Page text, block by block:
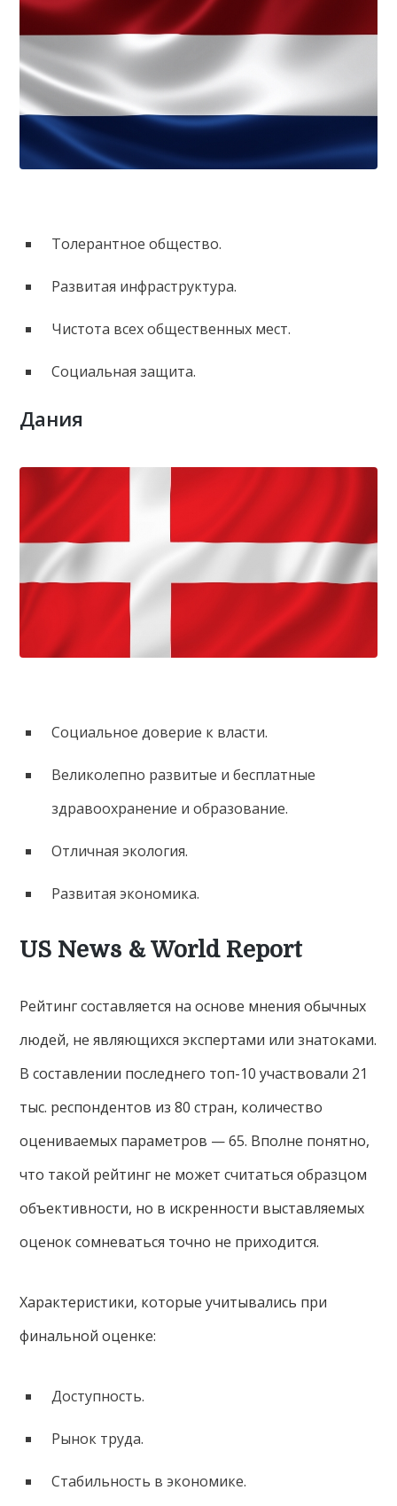
Толерантное общество.
Развитая инфраструктура.
Чистота всех общественных мест.
Социальная защита.
Дания
Социальное доверие к власти.
Великолепно развитые и бесплатные
здравоохранение и образование.
Отличная экология.
Развитая экономика.
US News & World Report
Рейтинг составляется на основе мнения обычных
людей, не являющихся экспертами или знатоками.
В составлении последнего топ-10 участвовали 21
тыс. респондентов из 80 стран, количество
оцениваемых параметров — 65. Вполне понятно,
что такой рейтинг не может считаться образцом
объективности, но в искренности выставляемых
оценок сомневаться точно не приходится.
Характеристики, которые учитывались при
финальной оценке:
Доступность.
Рынок труда.
Стабильность в экономике.